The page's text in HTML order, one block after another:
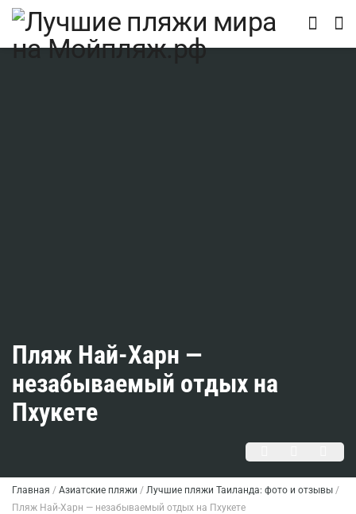
Пляж Най-Харн —
незабываемый отдых на
Пхукете
Главная / Азиатские пляжи / Лучшие пляжи Таиланда: фото и отзывы /
Пляж Най-Харн — незабываемый отдых на Пхукете